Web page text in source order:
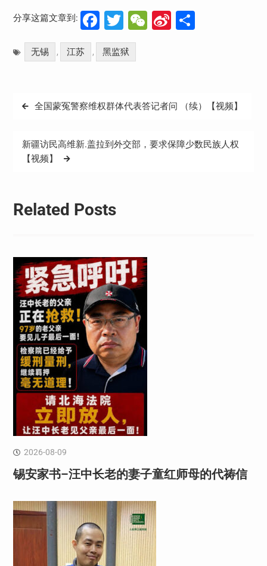
分享这篇文章到: Facebook
Twitter
WeChat
Sina分
无锡 , 江苏 , 黑监狱
文
导
全国蒙冤警察维权群体代表答记者问 （续）【视频】
新疆访民高维新.盖拉到外交部，要求保障少数民族人权
【视频】
Related Posts
2026-08-09
锡安家书–汪中长老的妻子童红⁩师母的代祷信